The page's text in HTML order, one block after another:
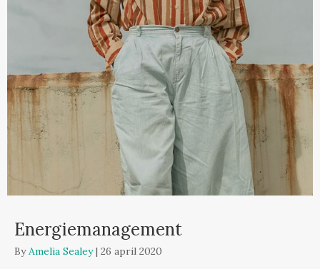
Energiemanagement
ByAmelia Sealey | 26 april 2020